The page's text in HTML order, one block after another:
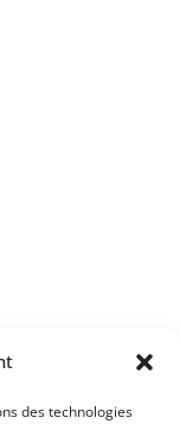
des technologies